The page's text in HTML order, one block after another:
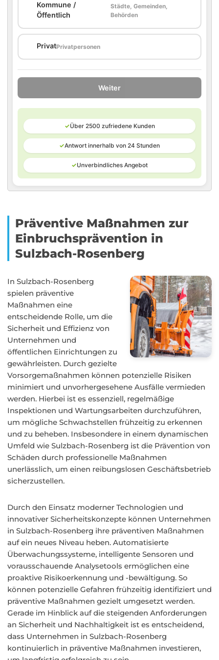
Kommune /
Öffentlich
Städte, Gemeinden,
Behörden
PrivatPrivatpersonen
Weiter
✓Über 2500 zufriedene Kunden
✓Antwort innerhalb von 24 Stunden
✓Unverbindliches Angebot
Präventive Maßnahmen zur
Einbruchsprävention in
Sulzbach-Rosenberg
In Sulzbach-Rosenberg
spielen präventive
Maßnahmen eine
entscheidende Rolle, um die
Sicherheit und Effizienz von
Unternehmen und
öffentlichen Einrichtungen zu
gewährleisten. Durch gezielte
Vorsorgemaßnahmen können potenzielle Risiken
minimiert und unvorhergesehene Ausfälle vermieden
werden. Hierbei ist es essenziell, regelmäßige
Inspektionen und Wartungsarbeiten durchzuführen,
um mögliche Schwachstellen frühzeitig zu erkennen
und zu beheben. Insbesondere in einem dynamischen
Umfeld wie Sulzbach-Rosenberg ist die Prävention von
Schäden durch professionelle Maßnahmen
unerlässlich, um einen reibungslosen Geschäftsbetrieb
sicherzustellen.
Durch den Einsatz moderner Technologien und
innovativer Sicherheitskonzepte können Unternehmen
in Sulzbach-Rosenberg ihre präventiven Maßnahmen
auf ein neues Niveau heben. Automatisierte
Überwachungssysteme, intelligente Sensoren und
vorausschauende Analysetools ermöglichen eine
proaktive Risikoerkennung und -bewältigung. So
können potenzielle Gefahren frühzeitig identifiziert und
präventive Maßnahmen gezielt umgesetzt werden.
Gerade im Hinblick auf die steigenden Anforderungen
an Sicherheit und Nachhaltigkeit ist es entscheidend,
dass Unternehmen in Sulzbach-Rosenberg
kontinuierlich in präventive Maßnahmen investieren,